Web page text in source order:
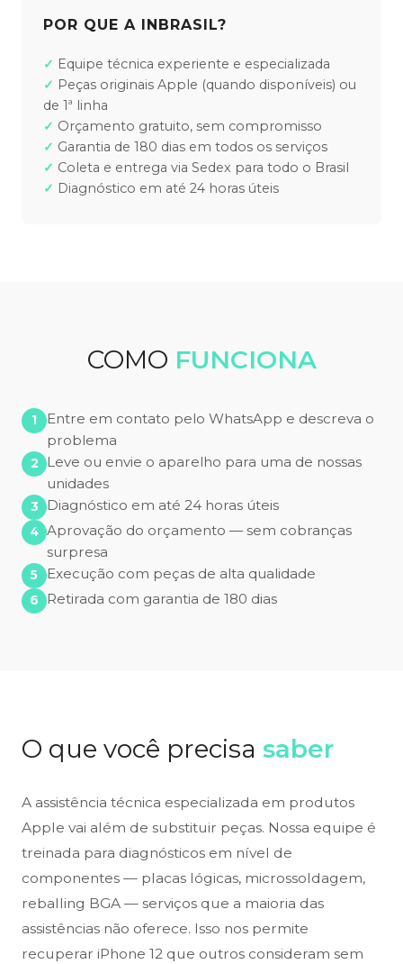
POR QUE A INBRASIL?
Equipe técnica experiente e especializada
Peças originais Apple (quando disponíveis) ou
de 1ª linha
Orçamento gratuito, sem compromisso
Garantia de 180 dias em todos os serviços
Coleta e entrega via Sedex para todo o Brasil
Diagnóstico em até 24 horas úteis
COMO FUNCIONA
Entre em contato pelo WhatsApp e descreva o
problema
Leve ou envie o aparelho para uma de nossas
unidades
Diagnóstico em até 24 horas úteis
Aprovação do orçamento — sem cobranças
surpresa
Execução com peças de alta qualidade
Retirada com garantia de 180 dias
O que você precisa saber
A assistência técnica especializada em produtos
Apple vai além de substituir peças. Nossa equipe é
treinada para diagnósticos em nível de
componentes — placas lógicas, microssoldagem,
reballing BGA — serviços que a maioria das
assistências não oferece. Isso nos permite
recuperar iPhone 12 que outros consideram sem